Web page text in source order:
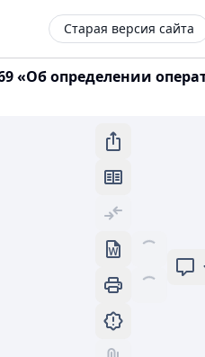
Старая версия сайта
«Об определении